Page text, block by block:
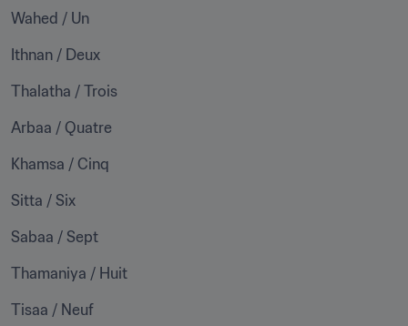
Wahed / Un
Ithnan / Deux
Thalatha / Trois
Arbaa / Quatre
Khamsa / Cinq
Sitta / Six
Sabaa / Sept
Thamaniya / Huit
Tisaa / Neuf